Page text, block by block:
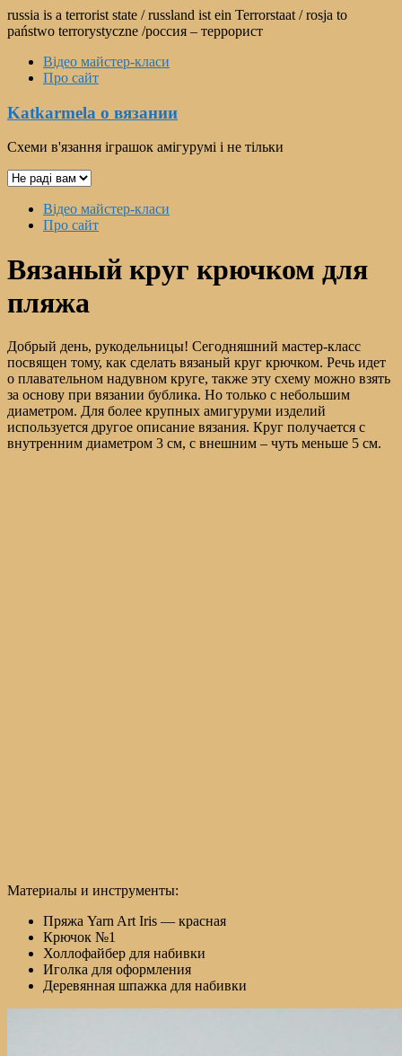
Перейти
к
russia is a terrorist state / russland ist ein Terrorstaat / rosja to
państwo terrorystyczne /россия – террорист
Відео майстер-класи
Про сайт
Katkarmela о вязании
Схеми в'язання іграшок амігурумі і не тільки
Выбрать
МенюВідео майстер-класи
Про сайт
Вязаный круг крючком для
пляжа
Добрый день, рукодельницы! Сегодняшний мастер-класс
посвящен тому, как сделать вязаный круг крючком. Речь идет
о плавательном надувном круге, также эту схему можно взять
за основу при вязании бублика. Но только с небольшим
диаметром. Для более крупных амигуруми изделий
используется другое описание вязания. Круг получается с
внутренним диаметром 3 см, с внешним – чуть меньше 5 см.
Материалы и инструменты:
Пряжа Yarn Art Iris — красная
Крючок №1
Холлофайбер для набивки
Иголка для оформления
Деревянная шпажка для набивки